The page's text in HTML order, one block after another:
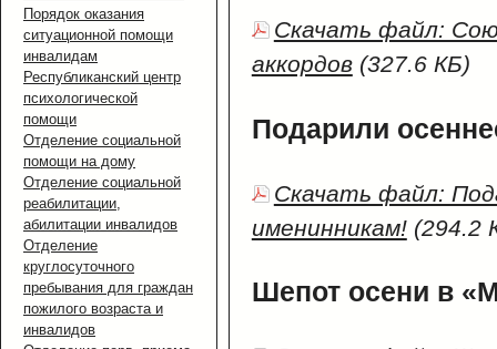
Порядок оказания
ситуационной помощи
инвалидам
Республиканский центр
психологической
помощи
Отделение социальной
помощи на дому
Отделение социальной
реабилитации,
абилитации инвалидов
Отделение
круглосуточного
пребывания для граждан
пожилого возраста и
инвалидов
Скачать файл:
аккордов(327.6 КБ)
Подарили
Скачать файл:
именинникам!(294.2
Шепот осени в